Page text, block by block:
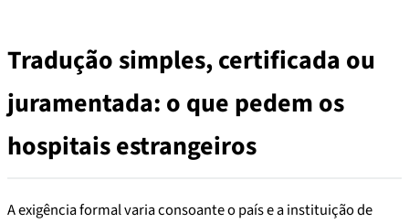
Tradução simples, certificada ou
juramentada: o que pedem os
hospitais estrangeiros
A exigência formal varia consoante o país e a instituição de